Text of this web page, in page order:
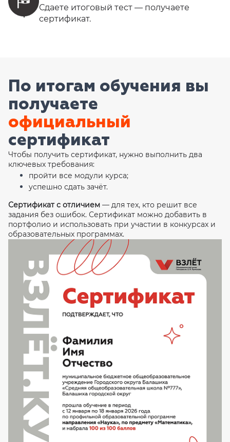
Сдаете итоговый тест — получаете
сертификат.
По итогам обучения вы
получаете
официальный
сертификат
Чтобы получить сертификат, нужно выполнить два
ключевых требования:
пройти все модули курса;
успешно сдать зачёт.
Сертификат с отличием — для тех, кто решит все
задания без ошибок. Сертификат можно добавить в
портфолио и использовать при участии в конкурсах и
образовательных программах.